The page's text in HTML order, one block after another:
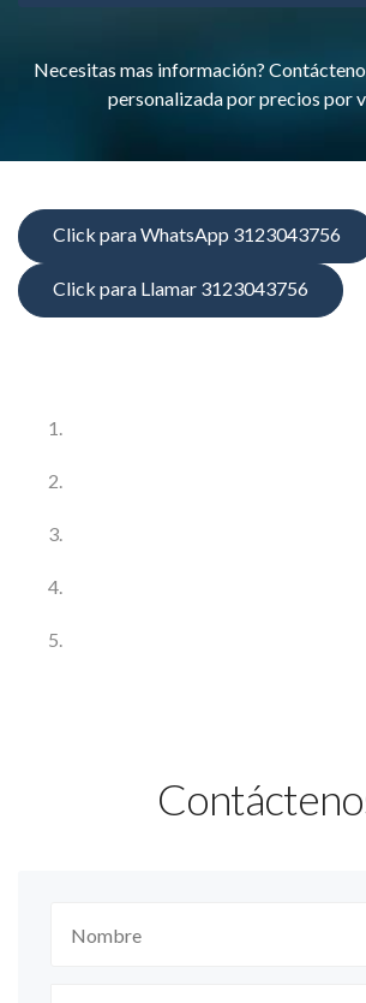
Necesitas mas información?
personalizada por precios por
Click para WhatsApp 3123043756
Click para Llamar 3123043756